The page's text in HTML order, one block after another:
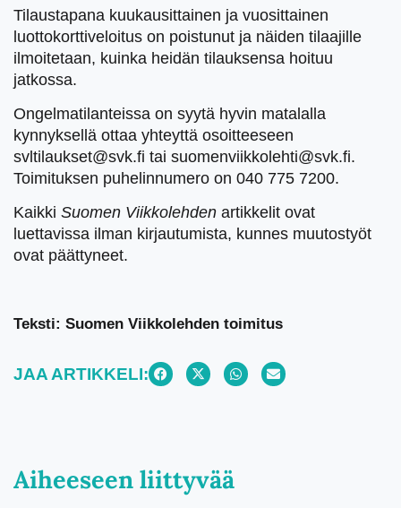
Tilaustapana kuukausittainen ja vuosittainen
luottokorttiveloitus on poistunut ja näiden tilaajille
ilmoitetaan, kuinka heidän tilauksensa hoituu
jatkossa.
Ongelmatilanteissa on syytä hyvin matalalla
kynnyksellä ottaa yhteyttä osoitteeseen
svltilaukset@svk.fi tai suomenviikkolehti@svk.fi.
Toimituksen puhelinnumero on 040 775 7200.
Kaikki Suomen Viikkolehden artikkelit ovat
luettavissa ilman kirjautumista, kunnes muutostyöt
ovat päättyneet.
Teksti: Suomen Viikkolehden toimitus
JAA ARTIKKELI:
Aiheeseen liittyvää